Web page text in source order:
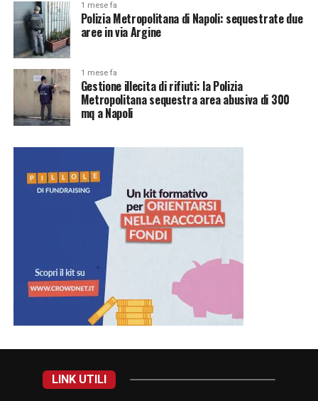
1 mese fa
Polizia Metropolitana di Napoli: sequestrate due
aree in via Argine
1 mese fa
Gestione illecita di rifiuti: la Polizia
Metropolitana sequestra area abusiva di 300
mq a Napoli
LINK UTILI